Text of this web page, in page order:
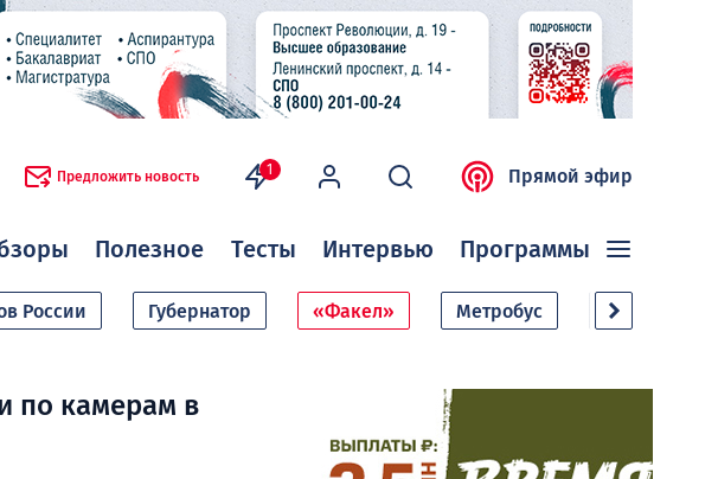
Предложить новость 1 Прямой эфир
Полезное Тесты Интервью Программы
России Губернатор «Факел» Метробус Дачный
по камерам в